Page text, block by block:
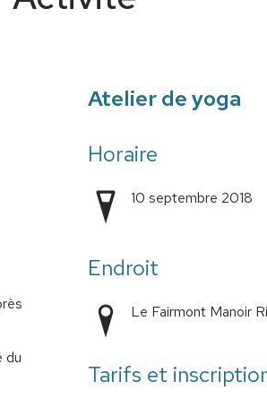
du
Atelier de yoga
Horaire
10 septembre 2018
Endroit
Le Fairmont Manoir
Tarifs et